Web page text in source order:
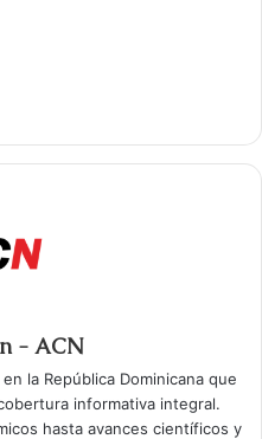
- ACN
la República Dominicana que
informativa integral.
hasta avances científicos y